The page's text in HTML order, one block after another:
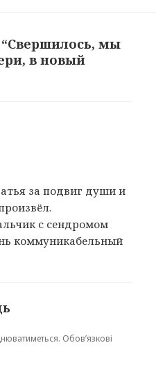
мы
в новый
за подвиг души и
с сендромом
коммуникабельный
Обов’язкові